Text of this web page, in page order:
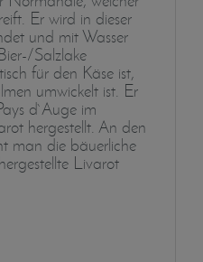
Er wird in dieser
und mit Wasser
Salzlake
für den Käse ist,
umwickelt ist. Er
d`Auge im
hergestellt. An den
man die bäuerliche
Livarot